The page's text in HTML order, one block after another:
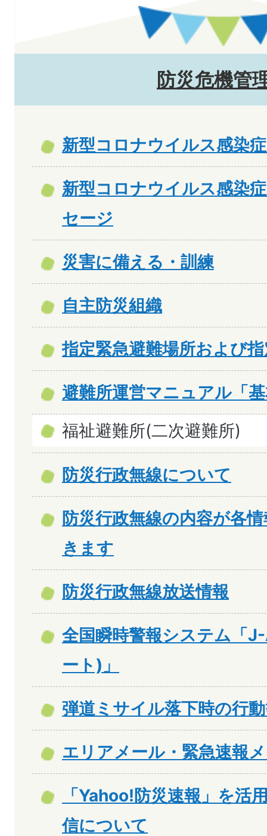
防災危機管
新型コロナウイルス感染
新型コロナウイルス感染
セージ
災害に備える・訓練
自主防災組織
指定緊急避難場所および
避難所運営マニュアル「
福祉避難所(二次避難所)
防災行政無線について
防災行政無線の内容が各
きます
防災行政無線放送情報
全国瞬時警報システム「
ート)」
弾道ミサイル落下時の行
エリアメール・緊急速報
「Yahoo!防災速報」を活
信について